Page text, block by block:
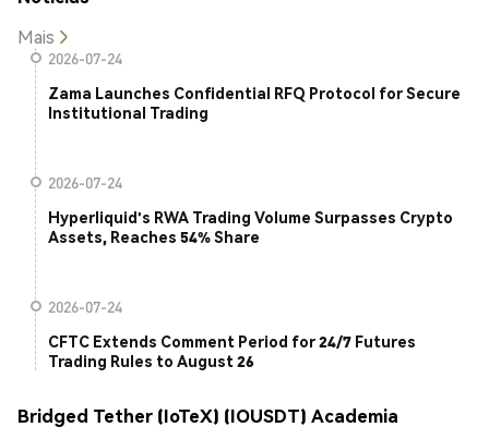
Mais
2026-07-24
Zama Launches Confidential RFQ Protocol for Secure
Institutional Trading
2026-07-24
Hyperliquid's RWA Trading Volume Surpasses Crypto
Assets, Reaches 54% Share
2026-07-24
CFTC Extends Comment Period for 24/7 Futures
Trading Rules to August 26
Bridged Tether (IoTeX) (IOUSDT) Academia